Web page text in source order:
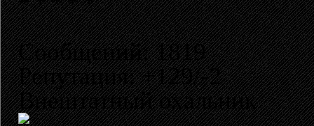
Сообщений: 1819
Репутация: +129/-2
Внештатный охальник